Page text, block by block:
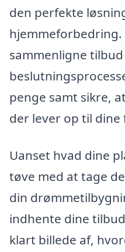
den perfekte
sammenligne
penge samt sikre,
der lever op til
Uanset hvad dine
tøve med at tage
din
indhente dine
klart billede af,